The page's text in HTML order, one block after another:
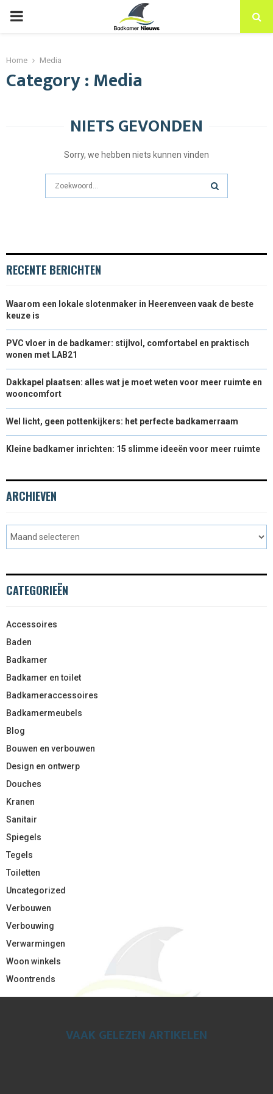
PRIMARY
Home Media
Category : Media
NIETS GEVONDEN
Sorry, we hebben niets kunnen vinden
RECENTE BERICHTEN
Waarom een lokale slotenmaker in Heerenveen vaak de beste
keuze is
PVC vloer in de badkamer: stijlvol, comfortabel en praktisch
wonen met LAB21
Dakkapel plaatsen: alles wat je moet weten voor meer ruimte en
wooncomfort
Wel licht, geen pottenkijkers: het perfecte badkamerraam
Kleine badkamer inrichten: 15 slimme ideeën voor meer ruimte
ARCHIEVEN
CATEGORIEËN
Accessoires
Baden
Badkamer
Badkamer en toilet
Badkameraccessoires
Badkamermeubels
Blog
Bouwen en verbouwen
Design en ontwerp
Douches
Kranen
Sanitair
Spiegels
Tegels
Toiletten
Uncategorized
Verbouwen
Verbouwing
Verwarmingen
Woon winkels
Woontrends
VAAK GELEZEN ARTIKELEN